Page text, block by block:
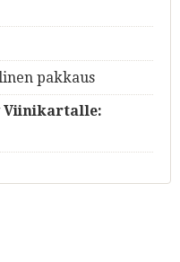
pakkaus
Viinikartalle: